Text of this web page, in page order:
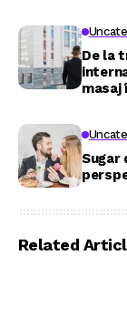
De la
masaj
Sugar
Related